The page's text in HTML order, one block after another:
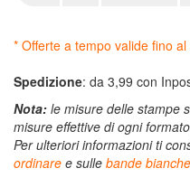
TIM
Party
* Offerte a tempo valide fino al
Spedizione: da 3,99 con
Nota: le misure delle stampe
misure effettive di ogni
Per ulteriori informazioni ti
ordinare e sulle bande bianche